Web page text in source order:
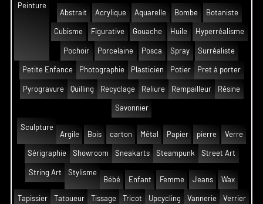
Peinture
Abstrait
Acrylique Aquarelle Bombe Botaniste
Cubisme Figurative Gouache Huile Hyperréalisme
Pochoir Porcelaine Posca Spray Surréaliste
Petite Enfance Photographie Plasticien Potier Pret à porter
Pyrogravure Quilling Recyclage Reliure Rempailleur Résine
Savonnier
Sculpture
Argile
Bois carton Métal Papier pierre Verre
Sérigraphie Showroom Sneakarts Steampunk Street Art
String Art
Stylisme
Bébé
Enfant Femme Jeans Wax
Tapissier Tatoueur Tissage Tricot Upcycling Vannerie Verrier